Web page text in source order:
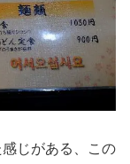
じがある、この